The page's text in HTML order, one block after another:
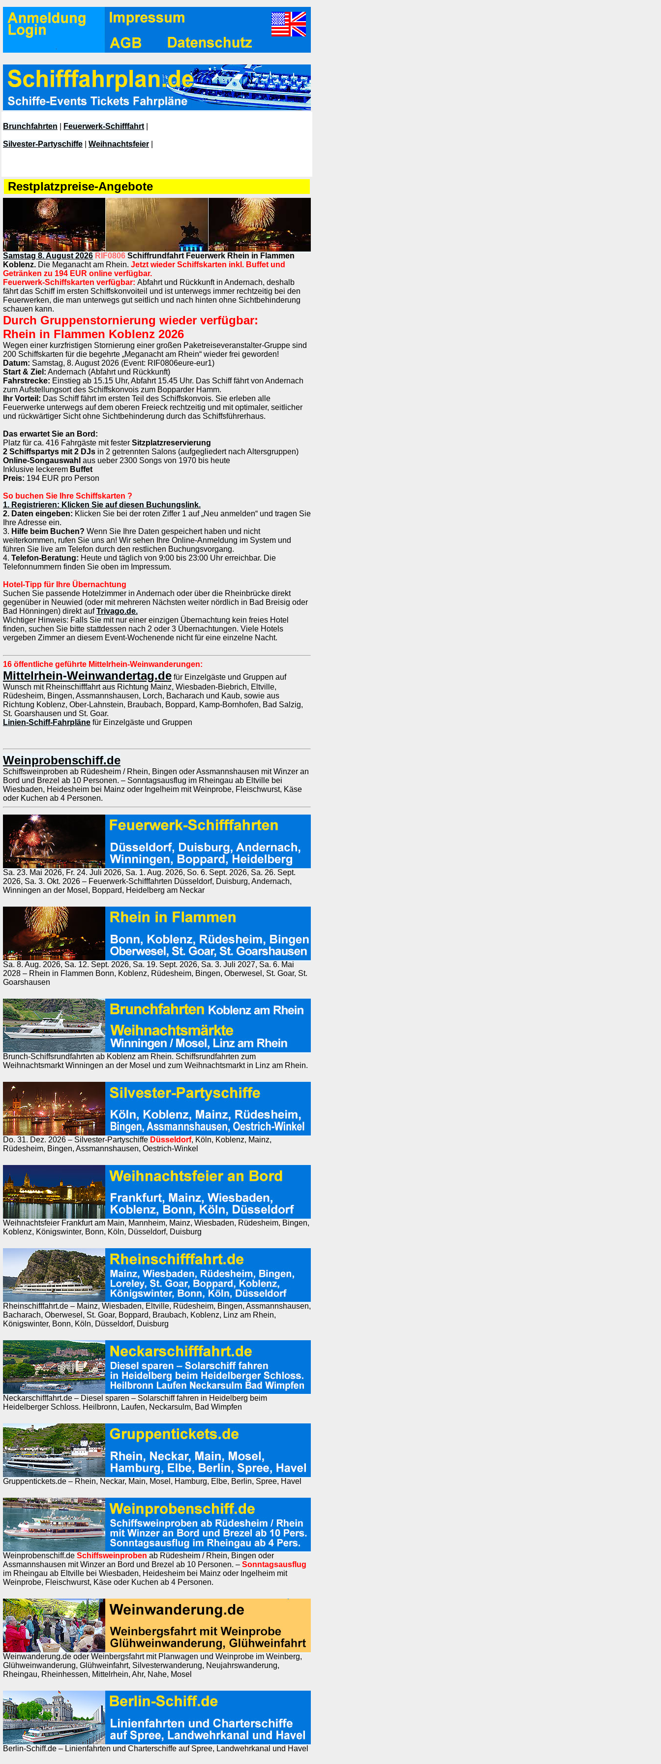
Brunchfahrten Feuerwerk-Schifffahrt
Silvester-Partyschiffe Weihnachtsfeier
Restplatzpreise-Angebote
Samstag 8. August 2026 RIF0806 Schiffrundfahrt Feuerwerk Rhein in Flammen
Koblenz. Die Meganacht am Rhein. Jetzt wieder Schiffskarten inkl. Buffet und
Getränken zu 194 EUR online verfügbar.
Feuerwerk-Schiffskarten verfügbar: Abfahrt und Rückkunft in Andernach, deshalb
fährt das Schiff im ersten Schiffskonvoiteil und ist unterwegs immer rechtzeitig bei den
Feuerwerken, die man unterwegs gut seitlich und nach hinten ohne Sichtbehinderung
schauen kann.
Durch Gruppenstornierung wieder verfügbar:
Rhein in Flammen Koblenz 2026
Wegen einer kurzfristigen Stornierung einer großen Paketreiseveranstalter-Gruppe sind
200 Schiffskarten für die begehrte „Meganacht am Rhein“ wieder frei geworden!
Datum: Samstag, 8. August 2026 (Event: RIF0806eure-eur1)
Start & Ziel: Andernach (Abfahrt und Rückkunft)
Fahrstrecke: Einstieg ab 15.15 Uhr, Abfahrt 15.45 Uhr. Das Schiff fährt von Andernach
zum Aufstellungsort des Schiffskonvois zum Bopparder Hamm.
Ihr Vorteil: Das Schiff fährt im ersten Teil des Schiffskonvois. Sie erleben alle
Feuerwerke unterwegs auf dem oberen Freieck rechtzeitig und mit optimaler, seitlicher
und rückwärtiger Sicht ohne Sichtbehinderung durch das Schiffsführerhaus.
Das erwartet Sie an Bord:
Platz für ca. 416 Fahrgäste mit fester Sitzplatzreservierung
2 Schiffspartys mit 2 DJs in 2 getrennten Salons (aufgegliedert nach Altersgruppen)
Online-Songauswahl aus ueber 2300 Songs von 1970 bis heute
Inklusive leckerem Buffet
Preis: 194 EUR pro Person
So buchen Sie Ihre Schiffskarten ?
1. Registrieren: Klicken Sie auf diesen Buchungslink.
2. Daten eingeben: Klicken Sie bei der roten Ziffer 1 auf „Neu anmelden“ und tragen Sie
Ihre Adresse ein.
3. Hilfe beim Buchen? Wenn Sie Ihre Daten gespeichert haben und nicht
weiterkommen, rufen Sie uns an! Wir sehen Ihre Online-Anmeldung im System und
führen Sie live am Telefon durch den restlichen Buchungsvorgang.
4. Telefon-Beratung: Heute und täglich von 9:00 bis 23:00 Uhr erreichbar. Die
Telefonnummern finden Sie oben im Impressum.
Hotel-Tipp für Ihre Übernachtung
Suchen Sie passende Hotelzimmer in Andernach oder über die Rheinbrücke direkt
gegenüber in Neuwied (oder mit mehreren Nächsten weiter nördlich in Bad Breisig oder
Bad Hönningen) direkt aufTrivago.de.
Wichtiger Hinweis: Falls Sie mit nur einer einzigen Übernachtung kein freies Hotel
finden, suchen Sie bitte stattdessen nach 2 oder 3 Übernachtungen. Viele Hotels
vergeben Zimmer an diesem Event-Wochenende nicht für eine einzelne Nacht.
16 öffentliche geführte Mittelrhein-Weinwanderungen:
Mittelrhein-Weinwandertag.de für Einzelgäste und Gruppen auf
Wunsch mit Rheinschifffahrt aus Richtung Mainz, Wiesbaden-Biebrich, Eltville,
Rüdesheim, Bingen, Assmannshausen, Lorch, Bacharach und Kaub, sowie aus
Richtung Koblenz, Ober-Lahnstein, Braubach, Boppard, Kamp-Bornhofen, Bad Salzig,
St. Goarshausen und St. Goar.
Linien-Schiff-Fahrpläne für Einzelgäste und Gruppen
Weinprobenschiff.de
Schiffsweinproben ab Rüdesheim / Rhein, Bingen oder Assmannshausen mit Winzer an
Bord und Brezel ab 10 Personen. – Sonntagsausflug im Rheingau ab Eltville bei
Wiesbaden, Heidesheim bei Mainz oder Ingelheim mit Weinprobe, Fleischwurst, Käse
oder Kuchen ab 4 Personen.
Sa. 23. Mai 2026, Fr. 24. Juli 2026, Sa. 1. Aug. 2026, So. 6. Sept. 2026, Sa. 26. Sept.
2026, Sa. 3. Okt. 2026 – Feuerwerk-Schifffahrten Düsseldorf, Duisburg, Andernach,
Winningen an der Mosel, Boppard, Heidelberg am Neckar
Sa. 8. Aug. 2026, Sa. 12. Sept. 2026, Sa. 19. Sept. 2026, Sa. 3. Juli 2027, Sa. 6. Mai
2028 – Rhein in Flammen Bonn, Koblenz, Rüdesheim, Bingen, Oberwesel, St. Goar, St.
Goarshausen
Brunch-Schiffsrundfahrten ab Koblenz am Rhein. Schiffsrundfahrten zum
Weihnachtsmarkt Winningen an der Mosel und zum Weihnachtsmarkt in Linz am Rhein.
Do. 31. Dez. 2026 – Silvester-Partyschiffe Düsseldorf, Köln, Koblenz, Mainz,
Rüdesheim, Bingen, Assmannshausen, Oestrich-Winkel
Weihnachtsfeier Frankfurt am Main, Mannheim, Mainz, Wiesbaden, Rüdesheim, Bingen,
Koblenz, Königswinter, Bonn, Köln, Düsseldorf, Duisburg
Rheinschifffahrt.de – Mainz, Wiesbaden, Eltville, Rüdesheim, Bingen, Assmannshausen,
Bacharach, Oberwesel, St. Goar, Boppard, Braubach, Koblenz, Linz am Rhein,
Königswinter, Bonn, Köln, Düsseldorf, Duisburg
Neckarschifffahrt.de – Diesel sparen – Solarschiff fahren in Heidelberg beim
Heidelberger Schloss. Heilbronn, Laufen, Neckarsulm, Bad Wimpfen
Gruppentickets.de – Rhein, Neckar, Main, Mosel, Hamburg, Elbe, Berlin, Spree, Havel
Weinprobenschiff.de Schiffsweinproben ab Rüdesheim / Rhein, Bingen oder
Assmannshausen mit Winzer an Bord und Brezel ab 10 Personen. – Sonntagsausflug
im Rheingau ab Eltville bei Wiesbaden, Heidesheim bei Mainz oder Ingelheim mit
Weinprobe, Fleischwurst, Käse oder Kuchen ab 4 Personen.
Weinwanderung.de oder Weinbergsfahrt mit Planwagen und Weinprobe im Weinberg,
Glühweinwanderung, Glühweinfahrt, Silvesterwanderung, Neujahrswanderung,
Rheingau, Rheinhessen, Mittelrhein, Ahr, Nahe, Mosel
Berlin-Schiff.de – Linienfahrten und Charterschiffe auf Spree, Landwehrkanal und Havel